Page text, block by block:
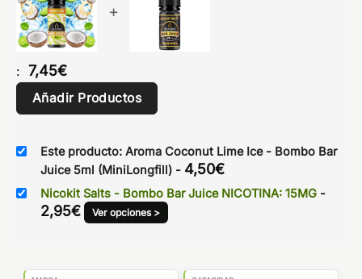
+
: 7,45€
Añadir Productos
Este producto: Aroma Coconut Lime Ice - Bombo Bar
Juice 5ml (MiniLongfill) - 4,50€
Nicokit Salts - Bombo Bar Juice NICOTINA: 15MG -
2,95€ Ver opciones >